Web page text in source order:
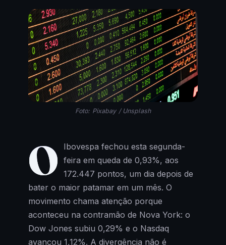
Foto: Pixabay / Unsplash
O
Ibovespa fechou esta segunda-
feira em queda de 0,93%, aos
172.447 pontos, um dia depois de
bater o maior patamar em um mês. O
movimento chama atenção porque
aconteceu na contramão de Nova York: o
Dow Jones subiu 0,29% e o Nasdaq
avançou 1,12%. A divergência não é